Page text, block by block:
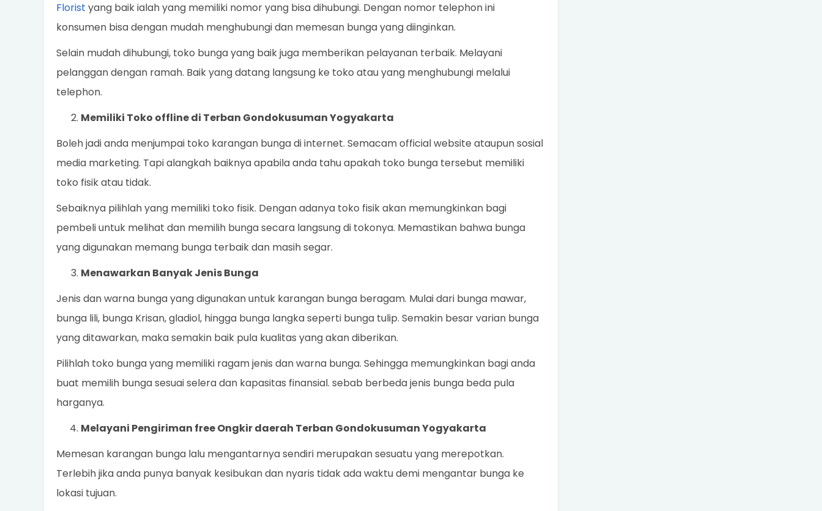
Florist yang baik ialah yang memiliki nomor yang bisa dihubungi. Dengan nomor telephon ini
konsumen bisa dengan mudah menghubungi dan memesan bunga yang diinginkan.
Selain mudah dihubungi, toko bunga yang baik juga memberikan pelayanan terbaik. Melayani
pelanggan dengan ramah. Baik yang datang langsung ke toko atau yang menghubungi melalui
telephon.
Memiliki Toko offline di Terban Gondokusuman Yogyakarta
Boleh jadi anda menjumpai toko karangan bunga di internet. Semacam official website ataupun sosial
media marketing. Tapi alangkah baiknya apabila anda tahu apakah toko bunga tersebut memiliki
toko fisik atau tidak.
Sebaiknya pilihlah yang memiliki toko fisik. Dengan adanya toko fisik akan memungkinkan bagi
pembeli untuk melihat dan memilih bunga secara langsung di tokonya. Memastikan bahwa bunga
yang digunakan memang bunga terbaik dan masih segar.
Menawarkan Banyak Jenis Bunga
Jenis dan warna bunga yang digunakan untuk karangan bunga beragam. Mulai dari bunga mawar,
bunga lili, bunga Krisan, gladiol, hingga bunga langka seperti bunga tulip. Semakin besar varian bunga
yang ditawarkan, maka semakin baik pula kualitas yang akan diberikan.
Pilihlah toko bunga yang memiliki ragam jenis dan warna bunga. Sehingga memungkinkan bagi anda
buat memilih bunga sesuai selera dan kapasitas finansial. sebab berbeda jenis bunga beda pula
harganya.
Melayani Pengiriman free Ongkir daerah Terban Gondokusuman Yogyakarta
Memesan karangan bunga lalu mengantarnya sendiri merupakan sesuatu yang merepotkan.
Terlebih jika anda punya banyak kesibukan dan nyaris tidak ada waktu demi mengantar bunga ke
lokasi tujuan.